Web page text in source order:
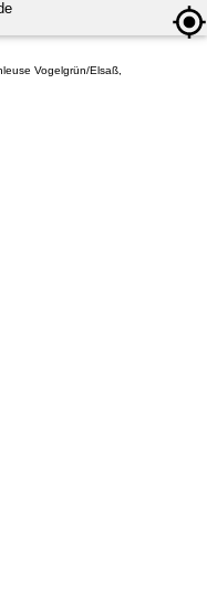
Vogelgrün/Elsaß,